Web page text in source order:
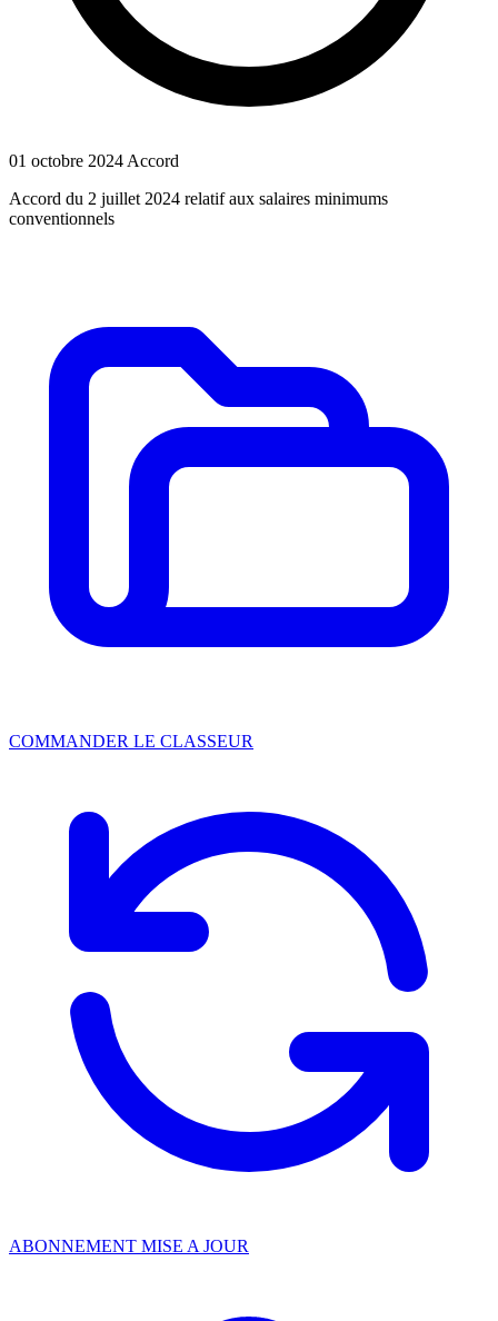
01 octobre 2024 Accord
Accord du 2 juillet 2024 relatif aux salaires minimums
conventionnels
COMMANDER LE CLASSEUR
ABONNEMENT MISE A JOUR